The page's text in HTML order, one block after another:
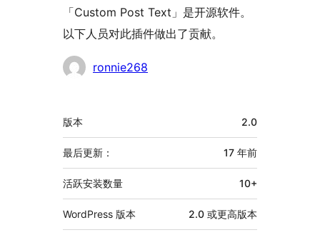
「Custom Post Text」是开源软件。
以下人员对此插件做出了贡献。
贡
ronnie268
额
外
信
息
版本 2.0
最后更新： 17 年前
活跃安装数量 10+
WordPress 版本 2.0 或更高版本